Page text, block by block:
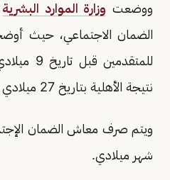
ووضعت وزارة الموارد البشرية
الضمان الاجتماعي، حيث
نتيجة الأهلية بتاريخ 27 ميلادي من كل شهر.
ويتم صرف معاش الضمان
شهر ميلادي.